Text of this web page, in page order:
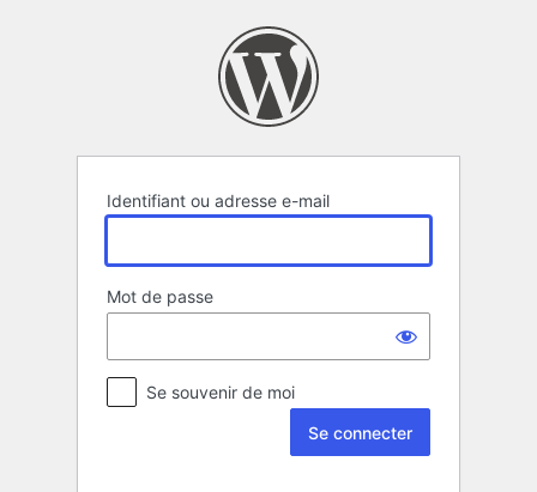
Identifiant ou adresse e-mail
Mot de passe
Se souvenir de moi